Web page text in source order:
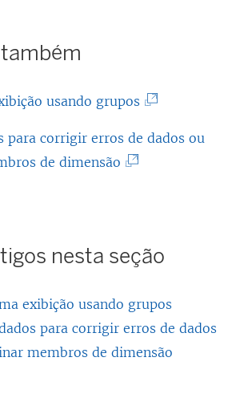
usando grupos
l
b
para corrigir erros de dados ou
de dimensão
n
a
b
r
nesta seção
exibição usando grupos
para corrigir erros de dados
membros de dimensão